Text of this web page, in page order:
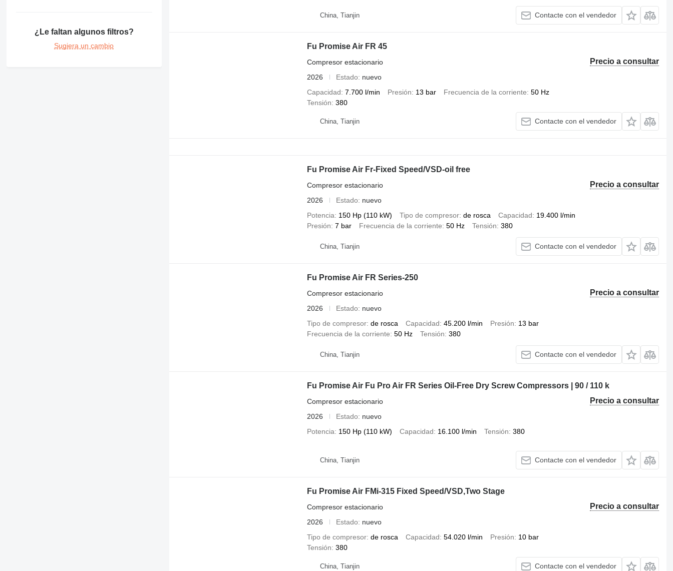
¿Le faltan algunos filtros?
Sugiera un cambio
China, Tianjin Contacte con el vendedor
Fu Promise Air FR 45
Precio a consultar
Compresor estacionario
2026
Estado
nuevo
Capacidad 7.700 l/min Presión 13 bar Frecuencia de la corriente 50 Hz
Tensión 380
China, Tianjin Contacte con el vendedor
Fu Promise Air Fr-Fixed Speed/VSD-oil free
Precio a consultar
Compresor estacionario
2026
Estado
nuevo
Potencia
150 Hp (110 kW) Tipo de compresor de rosca Capacidad
19.400 l/min
Presión 7 bar Frecuencia de la corriente 50 Hz Tensión 380
China, Tianjin Contacte con el vendedor
Fu Promise Air FR Series-250
Precio a consultar
Compresor estacionario
2026
Estado
nuevo
Tipo de compresor de rosca Capacidad 45.200 l/min Presión
13 bar
Frecuencia de la corriente 50 Hz Tensión 380
China, Tianjin Contacte con el vendedor
Fu Promise Air Fu Pro Air FR Series Oil-Free Dry Screw Compressors | 90 / 110 k
Precio a consultar
Compresor estacionario
2026
Estado
nuevo
Potencia
150 Hp (110 kW) Capacidad 16.100 l/min Tensión 380
China, Tianjin Contacte con el vendedor
Fu Promise Air FMi-315 Fixed Speed/VSD,Two Stage
Precio a consultar
Compresor estacionario
2026
Estado
nuevo
Tipo de compresor de rosca Capacidad 54.020 l/min Presión
10 bar
Tensión 380
China, Tianjin Contacte con el vendedor